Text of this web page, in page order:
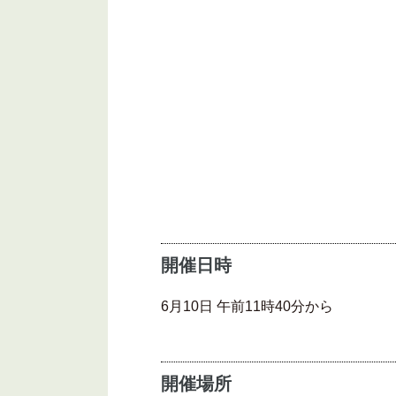
開催日時
6月10日 午前11時40分から
開催場所